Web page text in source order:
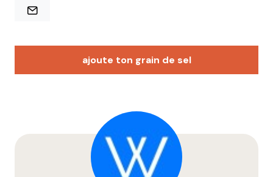
ajoute ton grain de sel
Votre adresse e-mail ne sera pas publiée.
champs obligatoires sont indiqués avec